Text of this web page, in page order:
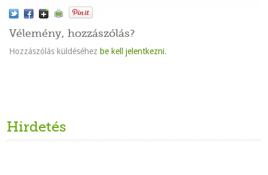
Vélemény, hozzászólás?
Hozzászólás küldéséhez be kell jelentkezni.
Hirdetés